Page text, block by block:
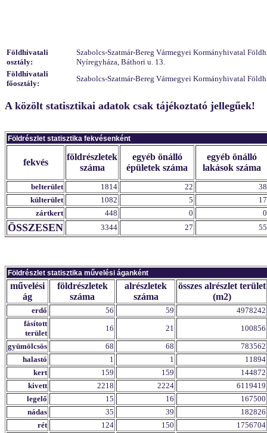
Földhivatali
osztály:
Szabolcs-Szatmár-Bereg Vármegyei Kormányhivatal
Nyíregyháza, Báthori u. 13.
Földhivatali
főosztály:
Szabolcs-Szatmár-Bereg Vármegyei Kormányhivatal
A közölt statisztikai adatok csak tájékoztató jellegűek!
Földrészlet statisztika fekvésenként
fekvés
földrészletek
száma
egyéb önálló
épületek száma
egyéb önálló
lakások száma
belterület 1814 22
38
külterület
1082 5
17
zártkert
448 0 0
ÖSSZESEN 3344 27 55
Földrészlet statisztika művelési áganként
művelési
ág
földrészletek
száma
alrészletek
száma
összes alrészlet terület
(m2)
erdő 56 59
4978242
fásított
terület
16 21
100856
gyümölcsös
68 68
783562
halastó
1 1
11894
kert
159 159
144872
kivett
2218 2224
6119419
legelő
15 16
167500
nádas
35 39
182826
rét
124 150
1756704